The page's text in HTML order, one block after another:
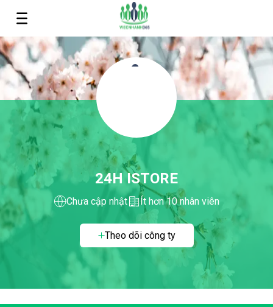
24H ISTORE
Chưa cập nhật Ít hơn 10 nhân viên
Theo dõi công ty